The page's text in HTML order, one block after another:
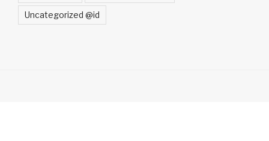
Uncategorized @id